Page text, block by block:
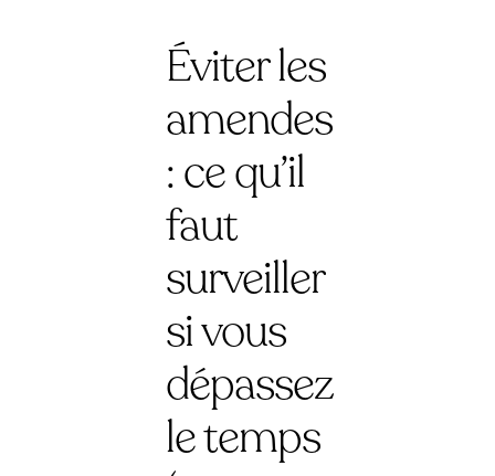
Éviter les
amendes
: ce qu’il
faut
surveiller
si vous
dépassez
le temps